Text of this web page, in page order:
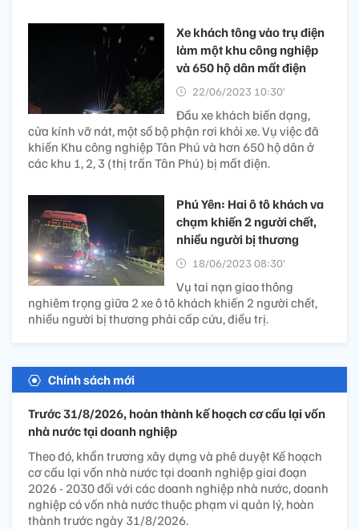
Xe khách tông vào trụ điện
làm một khu công nghiệp
và 650 hộ dân mất điện
22/06/2023 10:30’
Đầu xe khách biến dạng,
cửa kính vỡ nát, một số bộ phận rơi khỏi xe. Vụ việc đã
khiến Khu công nghiệp Tân Phú và hơn 650 hộ dân ở
các khu 1, 2, 3 (thị trấn Tân Phú) bị mất điện.
Phú Yên: Hai ô tô khách va
chạm khiến 2 người chết,
nhiều người bị thương
18/06/2023 08:30’
Vụ tai nạn giao thông
nghiêm trọng giữa 2 xe ô tô khách khiến 2 người chết,
nhiều người bị thương phải cấp cứu, điều trị.
Chính sách mới
Trước 31/8/2026, hoàn thành kế hoạch cơ cấu lại vốn
nhà nước tại doanh nghiệp
Theo đó, khẩn trương xây dựng và phê duyệt Kế hoạch
cơ cấu lại vốn nhà nước tại doanh nghiệp giai đoạn
2026 - 2030 đối với các doanh nghiệp nhà nước, doanh
nghiệp có vốn nhà nước thuộc phạm vi quản lý, hoàn
thành trước ngày 31/8/2026.